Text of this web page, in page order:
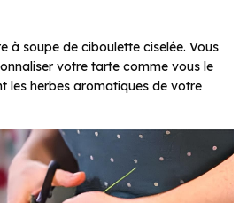
à soupe de ciboulette ciselée. Vous
votre tarte comme vous le
les herbes aromatiques de votre